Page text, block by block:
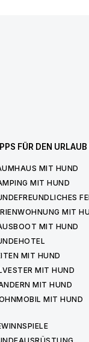
FÜR DEN
MIT HUND
MIT HUND
MIT
MIT HUND
MIT HUND
MIT HUND
MIT HUND
MIT HUND